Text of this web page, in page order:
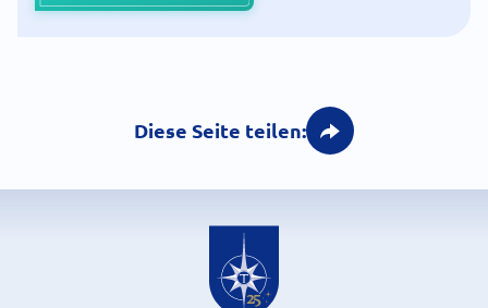
Diese Seite teilen: